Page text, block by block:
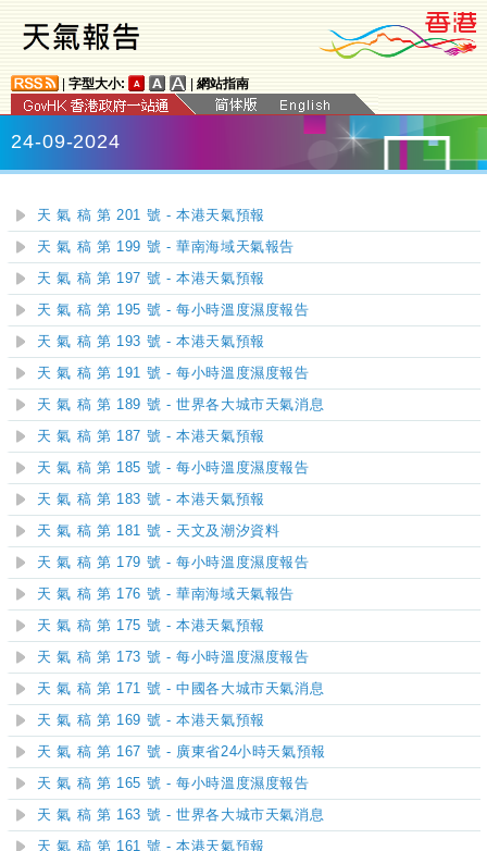
字型大小: 網站指南
24-09-2024
天 氣 稿 第 201 號 - 本港天氣預報
天 氣 稿 第 199 號 - 華南海域天氣報告
天 氣 稿 第 197 號 - 本港天氣預報
天 氣 稿 第 195 號 - 每小時溫度濕度報告
天 氣 稿 第 193 號 - 本港天氣預報
天 氣 稿 第 191 號 - 每小時溫度濕度報告
天 氣 稿 第 189 號 - 世界各大城市天氣消息
天 氣 稿 第 187 號 - 本港天氣預報
天 氣 稿 第 185 號 - 每小時溫度濕度報告
天 氣 稿 第 183 號 - 本港天氣預報
天 氣 稿 第 181 號 - 天文及潮汐資料
天 氣 稿 第 179 號 - 每小時溫度濕度報告
天 氣 稿 第 176 號 - 華南海域天氣報告
天 氣 稿 第 175 號 - 本港天氣預報
天 氣 稿 第 173 號 - 每小時溫度濕度報告
天 氣 稿 第 171 號 - 中國各大城市天氣消息
天 氣 稿 第 169 號 - 本港天氣預報
天 氣 稿 第 167 號 - 廣東省24小時天氣預報
天 氣 稿 第 165 號 - 每小時溫度濕度報告
天 氣 稿 第 163 號 - 世界各大城市天氣消息
天 氣 稿 第 161 號 - 本港天氣預報